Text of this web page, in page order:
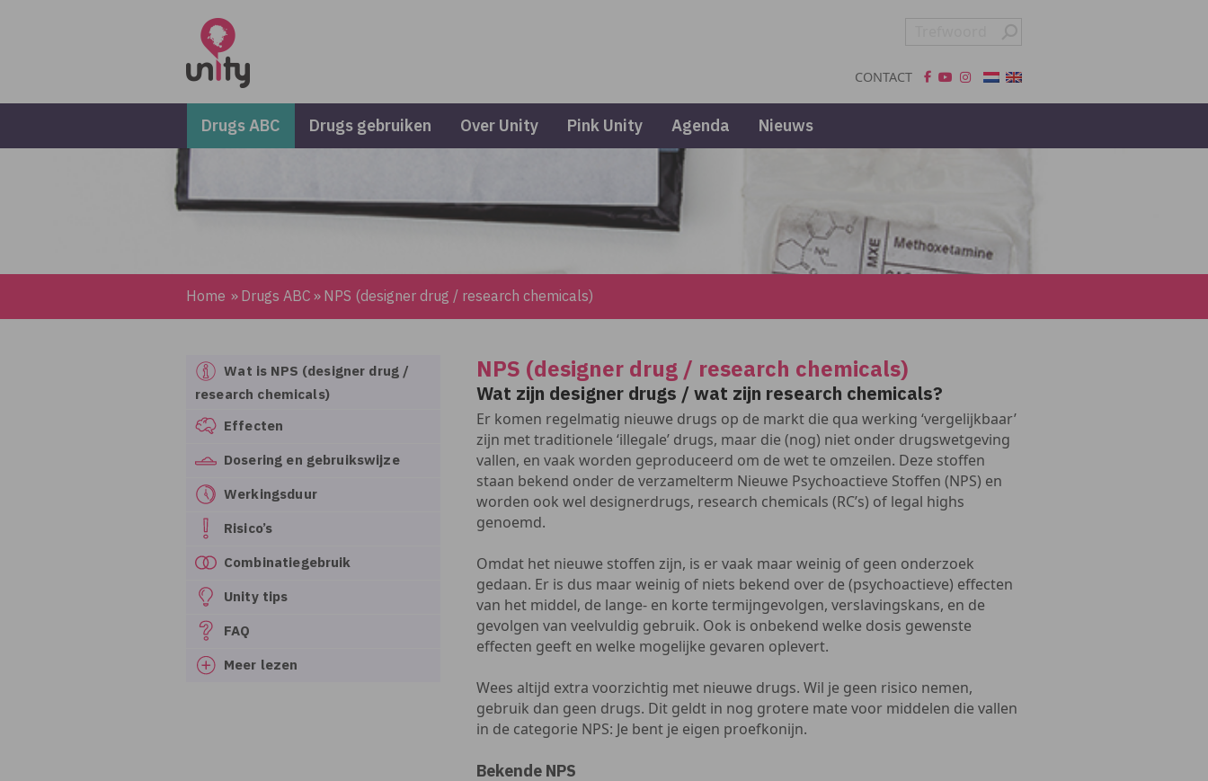
CONTACT
Drugs ABC Drugs gebruiken Over Unity Pink Unity Agenda Nieuws
Home » Drugs ABC » NPS (designer drug / research chemicals)
Wat is NPS (designer drug /
research chemicals)
Effecten
Dosering en gebruikswijze
Werkingsduur
Risico’s
Combinatiegebruik
Unity tips
FAQ
Meer lezen
NPS (designer drug / research chemicals)
Wat zijn designer drugs / wat zijn research chemicals?
Er komen regelmatig nieuwe drugs op de markt die qua werking ‘vergelijkbaar’
zijn met traditionele ‘illegale’ drugs, maar die (nog) niet onder drugswetgeving
vallen, en vaak worden geproduceerd om de wet te omzeilen. Deze stoffen
staan bekend onder de verzamelterm Nieuwe Psychoactieve Stoffen (NPS) en
worden ook wel designerdrugs, research chemicals (RC’s) of legal highs
genoemd.
Omdat het nieuwe stoffen zijn, is er vaak maar weinig of geen onderzoek
gedaan. Er is dus maar weinig of niets bekend over de (psychoactieve) effecten
van het middel, de lange- en korte termijngevolgen, verslavingskans, en de
gevolgen van veelvuldig gebruik. Ook is onbekend welke dosis gewenste
effecten geeft en welke mogelijke gevaren oplevert.
Wees altijd extra voorzichtig met nieuwe drugs. Wil je geen risico nemen,
gebruik dan geen drugs. Dit geldt in nog grotere mate voor middelen die vallen
in de categorie NPS: Je bent je eigen proefkonijn.
Bekende NPS